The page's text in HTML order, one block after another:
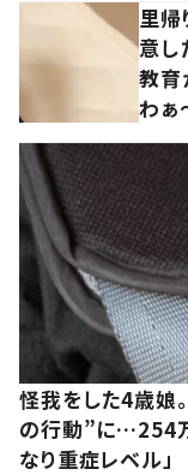
里
意し
教育
わぁ
怪我をした4歳娘
の行動”に…254万
なり重症レベル」